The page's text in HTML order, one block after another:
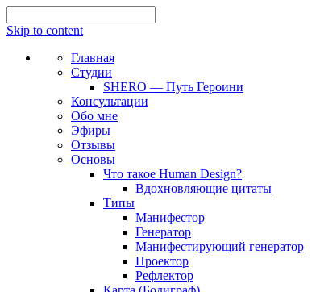
Skip to content
Главная
Студии
SHERO — Путь Героини
Консультации
Обо мне
Эфиры
Отзывы
Основы
Что такое Human Design?
Вдохновляющие цитаты
Типы
Манифестор
Генератор
Манифестирующий генератор
Проектор
Рефлектор